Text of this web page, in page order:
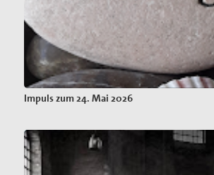
Impuls zum 24. Mai 2026